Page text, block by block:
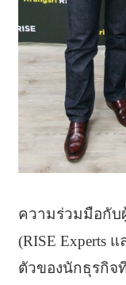
ความร่วมมือกับ
(RISE Experts
ตัวของนักธุรกิจ